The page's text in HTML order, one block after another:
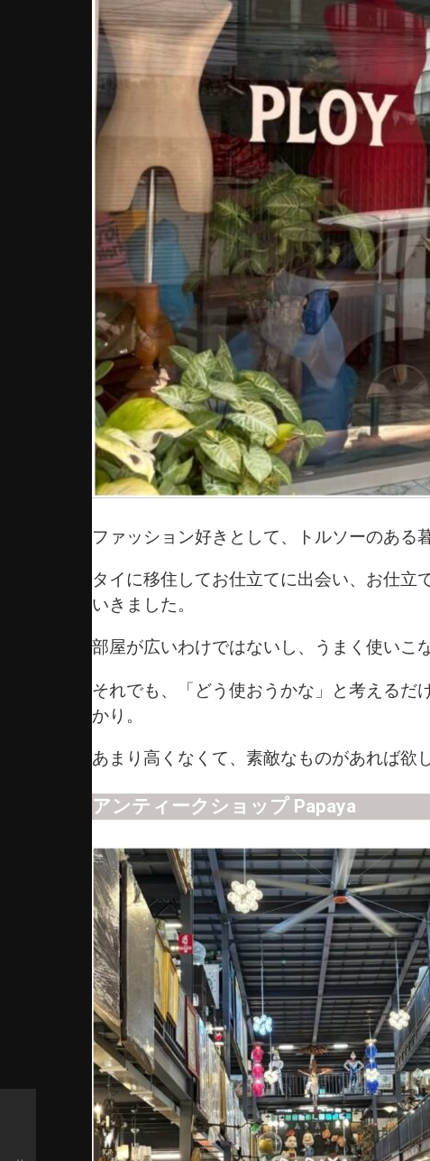
ファッション好きとして、トルソーのある
タイに移住してお仕立てに出会い、お仕立
いきました。
部屋が広いわけではないし、うまく使いこ
それでも、「どう使おうかな」と考える
かり。
あまり高くなくて、素敵なものがあれば欲
アンティークショップ Papaya